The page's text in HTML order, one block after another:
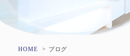
HOME ブログ